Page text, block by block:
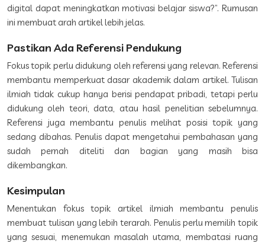
digital dapat meningkatkan motivasi belajar siswa?”. Rumusan
ini membuat arah artikel lebih jelas.
Pastikan Ada Referensi Pendukung
Fokus topik perlu didukung oleh referensi yang relevan. Referensi
membantu memperkuat dasar akademik dalam artikel. Tulisan
ilmiah tidak cukup hanya berisi pendapat pribadi, tetapi perlu
didukung oleh teori, data, atau hasil penelitian sebelumnya.
Referensi juga membantu penulis melihat posisi topik yang
sedang dibahas. Penulis dapat mengetahui pembahasan yang
sudah pernah diteliti dan bagian yang masih bisa
dikembangkan.
Kesimpulan
Menentukan fokus topik artikel ilmiah membantu penulis
membuat tulisan yang lebih terarah. Penulis perlu memilih topik
yang sesuai, menemukan masalah utama, membatasi ruang